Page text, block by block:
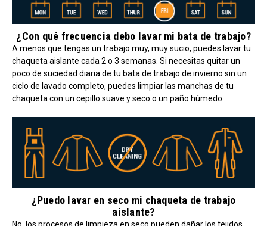
¿Con qué frecuencia debo lavar mi bata de trabajo?
A menos que tengas un trabajo muy, muy sucio, puedes lavar tu
chaqueta aislante cada 2 o 3 semanas. Si necesitas quitar un
poco de suciedad diaria de tu bata de trabajo de invierno sin un
ciclo de lavado completo, puedes limpiar las manchas de tu
chaqueta con un cepillo suave y seco o un paño húmedo.
¿Puedo lavar en seco mi chaqueta de trabajo
aislante?